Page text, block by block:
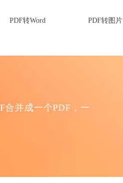
PDF转Word PDF转图片
合并成一个PDF，一